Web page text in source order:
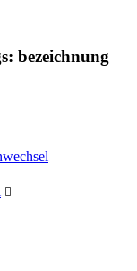
bezeichnung